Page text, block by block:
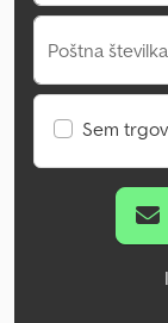
Poštna
Sem